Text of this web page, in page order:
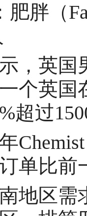
胖（
英国
个英
超过
单比前
区需